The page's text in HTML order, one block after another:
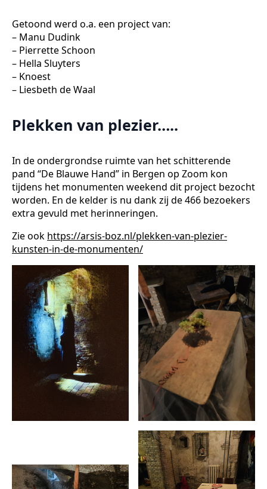
Getoond werd o.a. een project van:
– Manu Dudink
– Pierrette Schoon
– Hella Sluyters
– Knoest
– Liesbeth de Waal
Plekken van plezier…..
In de ondergrondse ruimte van het schitterende
pand “De Blauwe Hand” in Bergen op Zoom kon
tijdens het monumenten weekend dit project bezocht
worden. En de kelder is nu dank zij de 466 bezoekers
extra gevuld met herinneringen.
Zie ook https://arsis-boz.nl/plekken-van-plezier-
kunsten-in-de-monumenten/